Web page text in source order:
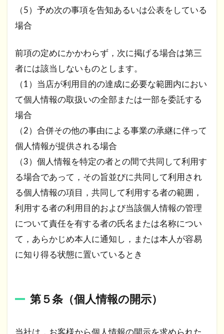
（5）予め次の事項を告知あるいは公表をしている
場合
前項の定めにかかわらず，次に掲げる場合は第三
者には該当しないものとします。
（1）当店が利用目的の達成に必要な範囲内におい
て個人情報の取扱いの全部または一部を委託する
場合
（2）合併その他の事由による事業の承継に伴って
個人情報が提供される場合
（3）個人情報を特定の者との間で共同して利用す
る場合であって，その旨並びに共同して利用され
る個人情報の項目，共同して利用する者の範囲，
利用する者の利用目的および当該個人情報の管理
について責任を有する者の氏名または名称につい
て，あらかじめ本人に通知し，または本人が容易
に知り得る状態に置いているとき
第５条（個人情報の開示）
当社は，お客様から個人情報の開示を求められた